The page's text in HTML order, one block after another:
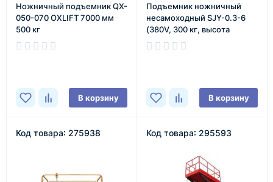
Ножничный подъемник QX-
050-070 OXLIFT 7000 мм
500 кг
В корзину
Подъемник ножничный
несамоxодный SJY-0.3-6
(380V, 300 кг, высота
подъема 6 м) SMART
В корзину
Код товара: 275938 Код товара: 295593